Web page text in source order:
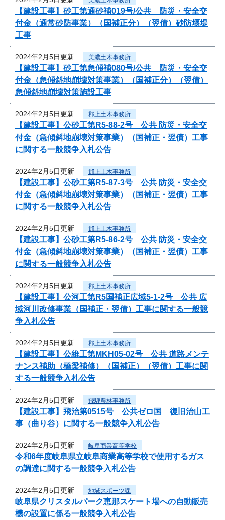
【建設工事】砂工第通砂補019号/公共 防災・安全交
付金（通常砂防事業）（国補正分）（翌債）砂防堰堤
工事
2024年2月5日更新 美濃土木事務所
【建設工事】砂工第急傾補080号/公共 防災・安全交
付金（急傾斜地崩壊対策事業）（国補正分）（翌債）
急傾斜地崩壊対策施設工事
2024年2月5日更新 郡上土木事務所
【建設工事】公砂工第R5-88-2号 公共 防災・安全交
付金（急傾斜地崩壊対策事業）（国補正・翌債）工事
に関する一般競争入札公告
2024年2月5日更新 郡上土木事務所
【建設工事】公砂工第R5-87-3号 公共 防災・安全交
付金（急傾斜地崩壊対策事業）（国補正・翌債）工事
に関する一般競争入札公告
2024年2月5日更新 郡上土木事務所
【建設工事】公砂工第R5-86-2号 公共 防災・安全交
付金（急傾斜地崩壊対策事業）（国補正・翌債）工事
に関する一般競争入札公告
2024年2月5日更新 郡上土木事務所
【建設工事】公河工第R5国補正広域5-1-2号 公共 広
域河川改修事業（国補正・翌債）工事に関する一般競
争入札公告
2024年2月5日更新 郡上土木事務所
【建設工事】公維工第MKH05-02号 公共 道路メンテ
ナンス補助（橋梁補修）（国補正）（翌債）工事に関
する一般競争入札公告
2024年2月5日更新 飛騨農林事務所
【建設工事】飛治第0515号 公共ゼロ国 復旧治山工
事（曲り谷）に関する一般競争入札公告
2024年2月5日更新 岐阜商業高等学校
令和6年度岐阜県立岐阜商業高等学校で使用するガス
の調達に関する一般競争入札公告
2024年2月5日更新 地域スポーツ課
岐阜県クリスタルパーク恵那スケート場への自動販売
機の設置に係る一般競争入札公告